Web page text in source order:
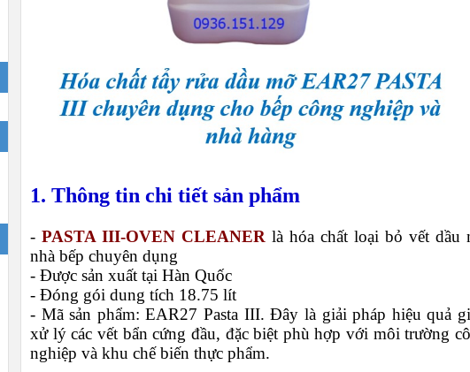
1. Thông tin chi tiết sản phẩm
- PASTA III-OVEN CLEANER là hóa chất loại bỏ vết dầu
nhà bếp chuyên dụng
- Được sản xuất tại Hàn Quốc
- Đóng gói dung tích 18.75 lít
- Mã sản phẩm: EAR27 Pasta III. Đây là giải pháp hiệu quả
xử lý các vết bẩn cứng đầu, đặc biệt phù hợp với môi trường
nghiệp và khu chế biến thực phẩm.